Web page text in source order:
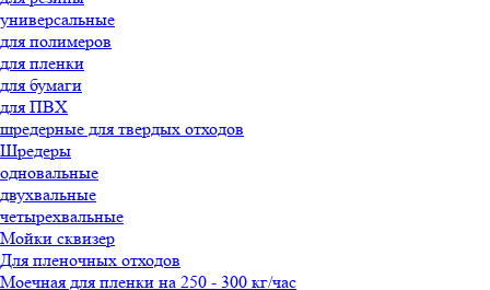
универсальные
для полимеров
для пленки
для бумаги
для ПВХ
шредерные для твердых отходов
Шредеры
одновальные
двухвальные
четырехвальные
Мойки сквизер
Для пленочных отходов
Моечная для пленки на 250 - 300 кг/час